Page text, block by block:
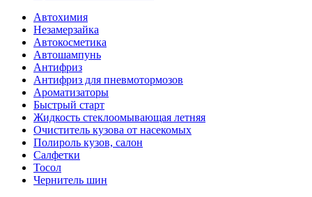
Автохимия
Незамерзайка
Автокосметика
Автошампунь
Антифриз
Антифриз для пневмотормозов
Ароматизаторы
Быстрый старт
Жидкость стеклоомывающая летняя
Очиститель кузова от насекомых
Полироль кузов, салон
Салфетки
Тосол
Чернитель шин